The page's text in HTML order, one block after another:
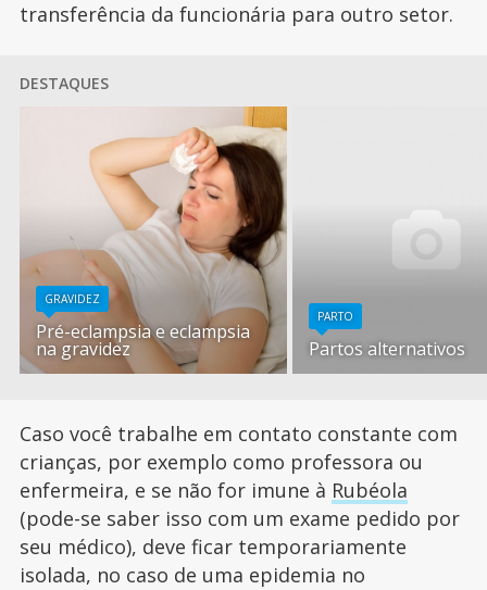
transferência da funcionária para outro setor.
DESTAQUES
GRAVIDEZ
Pré-eclampsia e eclampsia
na gravidez
PARTO
Partos alternativos
Caso você trabalhe em contato constante com
crianças, por exemplo como professora ou
enfermeira, e se não for imune à Rubéola
(pode-se saber isso com um exame pedido por
seu médico), deve ficar temporariamente
isolada, no caso de uma epidemia no